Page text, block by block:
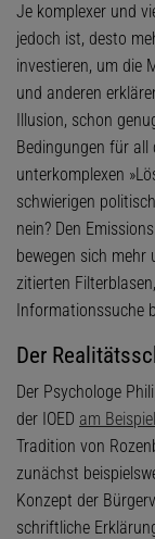
Je komplexer und
jedoch ist, desto
investieren, um die
und anderen
Illusion, schon
Bedingungen für all
unterkomplexen
schwierigen
nein? Den
bewegen sich mehr
zitierten
Informationssuche
Der
Der Psychologe
der IOED am
Tradition von
zunächst
Konzept der
schriftliche